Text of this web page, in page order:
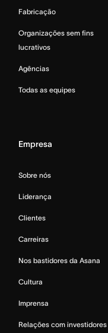
Fabricação
Organizações sem fins
lucrativos
Agências
Todas as equipes
Empresa
Sobre nós
Liderança
Clientes
Carreiras
Nos bastidores da Asana
Cultura
Imprensa
Relações com investidores